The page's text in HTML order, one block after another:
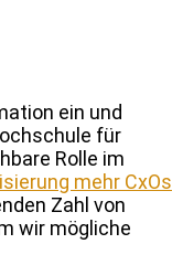
ein und
für
Rolle im
mehr CxOs
Zahl von
wir mögliche